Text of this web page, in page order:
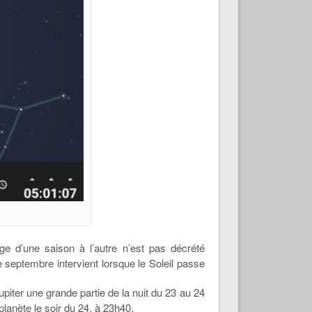
d’une saison à l’autre n’est pas décrété
intervient lorsque le Soleil passe
une grande partie de la nuit du 23 au 24
le soir du 24, à 23h40.